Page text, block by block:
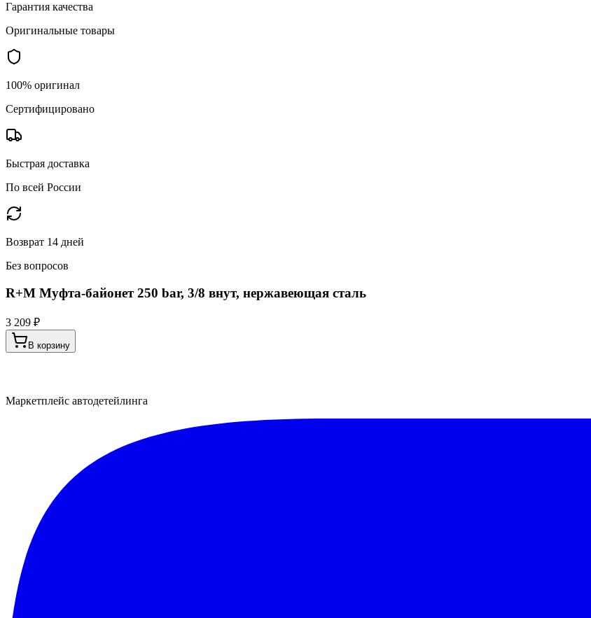
Гарантия качества
Оригинальные товары
100% оригинал
Сертифицировано
Быстрая доставка
По всей России
Возврат 14 дней
Без вопросов
R+M Муфта-байонет 250 bar, 3/8 внут, нержавеющая сталь
3 209 ₽
В корзину
Маркетплейс автодетейлинга